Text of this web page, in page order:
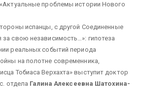
проблемы истории Нового
испанцы, с другой Соединенные
свою независимость…»: гипотеза
реальных событий периода
на полотне современника,
Тобиаса Верхахта» выступит доктор
отдела Галина Алексеевна Шатохина-